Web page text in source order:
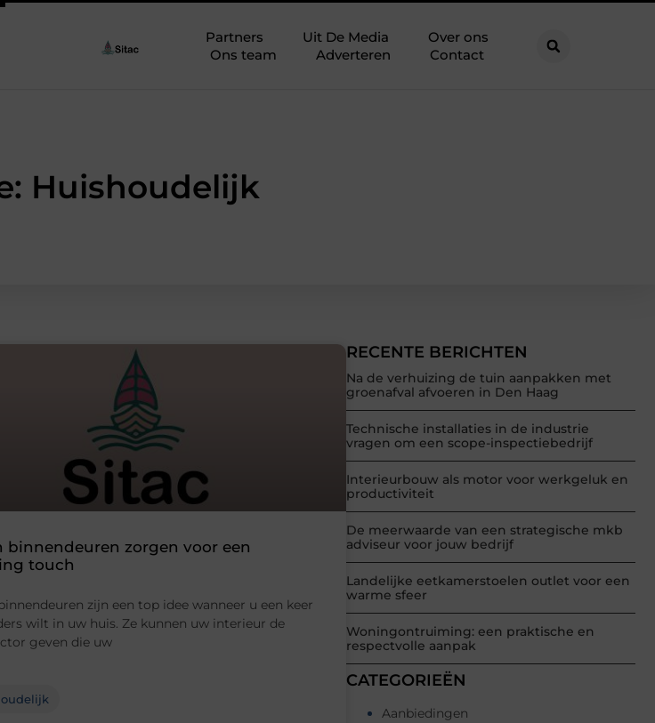
Partners Uit De Media
Over ons
Ons team
Adverteren Contact
Huishoudelijk
RECENTE BERICHTEN
Na de verhuizing de tuin aanpakken met
groenafval afvoeren in Den Haag
Technische installaties in de industrie
vragen om een scope-inspectiebedrijf
Interieurbouw als motor voor werkgeluk en
productiviteit
De meerwaarde van een strategische mkb
adviseur voor jouw bedrijf
Landelijke eetkamerstoelen outlet voor een
warme sfeer
Woningontruiming: een praktische en
respectvolle aanpak
CATEGORIEËN
Aanbiedingen
binnendeuren zorgen voor een
touch
zijn een top idee wanneer u een keer
wilt in uw huis. Ze kunnen uw interieur de
geven die uw